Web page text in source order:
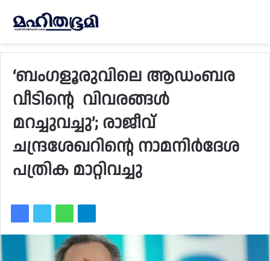
‘ബംഗളൂരുവിലെ ആഡംബര
വീടിന്റെ ​ ​വിവരങ്ങൾ
മറച്ചുവച്ചു’; രാജീവ്
ചന്ദ്രശേഖറിന്റെ നാമനിർദേശ
പത്രിക മാറ്റിവച്ചു